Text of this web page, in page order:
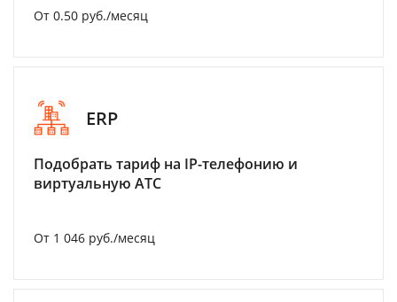
От 0.50 руб./месяц
ERP
Подобрать тариф на IP-телефонию и
виртуальную АТС
От 1 046 руб./месяц